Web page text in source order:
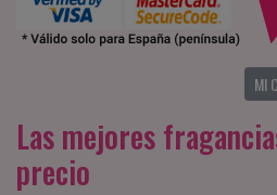
MI
Las mejores
precio